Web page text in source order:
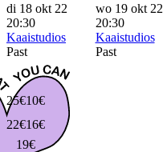
di 18 okt 22
20:30
Kaaistudios
Past
wo 19 okt 22
20:30
Kaaistudios
Past
25€
22€
19€
16€
10€